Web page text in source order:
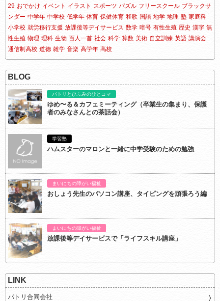
29 おでかけ イベント イラスト スポーツ パズル フリースクール ブラックサ
ンダー 中学年 中学校 低学年 体育 保健体育 和歌 国語 地学 地理 塾 家庭科
小学校 就労移行支援 放課後等デイサービス 数学 暗号 有性生殖 歴史 漢字 無
性生殖 物理 理科 生物 百人一首 社会 科学 算数 美術 自立訓練 英語 講演会
通信制高校 道徳 雑学 音楽 高学年 高校
BLOG
パトリとひふみのひとコマ
ゆめ〜る＆カフェミーティング（卒業生の集まり、保護
者のみなさんとの茶話会）
学習塾
ハムスターのマロンと一緒に中学受験のための勉強
まいにちの障がい福祉
おしょう先生のパソコン講座、タイピングを頑張ろう編
まいにちの障がい福祉
放課後等デイサービスで「ライフスキル講座」
LINK
パトリ合同会社